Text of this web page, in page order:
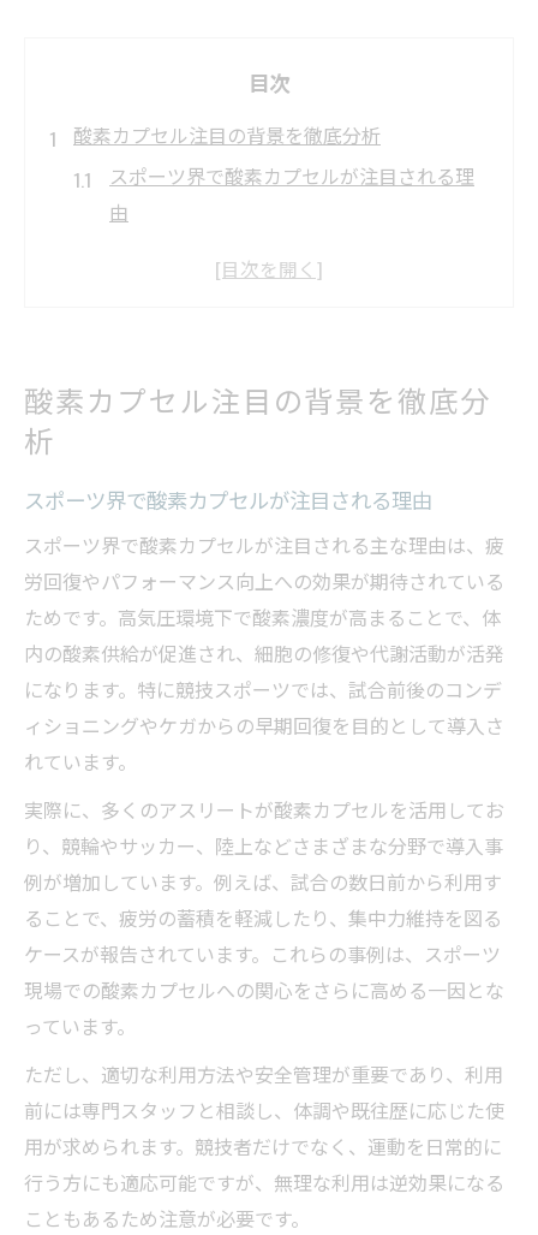
目次
酸素カプセル注目の背景を徹底分析
スポーツ界で酸素カプセルが注目される理
由
疲労回復に酸素カプセルは本当に有効か
み
酸素カプセルによる回復効果の医学的検証
酸素カプセルとアスリートの疲労軽減事例
試合前の酸素カプセル活用法と感じ方
酸素カプセル効果にまつわる嘘と真実を解
説
酸素カプセルの安全性と事故防止の基礎知識
酸素カプセル利用時に注意すべき安全ポイ
ント
酸素カプセル事故防止のための正しい知識
酸素カプセル利用で考えられるリスクの把
握
安全な酸素カプセル選びと換気システムの
重要性
本
高気圧環境が身体へ与える影響とリスク
高気圧環境下での酸素カプセル利用の影響
解説
酸素カプセル注目の背景を徹底分
析
スポーツ界で酸素カプセルが注目される理由
スポーツ界で酸素カプセルが注目される主な理由は、疲
労回復やパフォーマンス向上への効果が期待されている
ためです。高気圧環境下で酸素濃度が高まることで、体
内の酸素供給が促進され、細胞の修復や代謝活動が活発
になります。特に競技スポーツでは、試合前後のコンデ
ィショニングやケガからの早期回復を目的として導入さ
れています。
実際に、多くのアスリートが酸素カプセルを活用してお
り、競輪やサッカー、陸上などさまざまな分野で導入事
例が増加しています。例えば、試合の数日前から利用す
ることで、疲労の蓄積を軽減したり、集中力維持を図る
ケースが報告されています。これらの事例は、スポーツ
現場での酸素カプセルへの関心をさらに高める一因とな
っています。
ただし、適切な利用方法や安全管理が重要であり、利用
前には専門スタッフと相談し、体調や既往歴に応じた使
用が求められます。競技者だけでなく、運動を日常的に
行う方にも適応可能ですが、無理な利用は逆効果になる
こともあるため注意が必要です。